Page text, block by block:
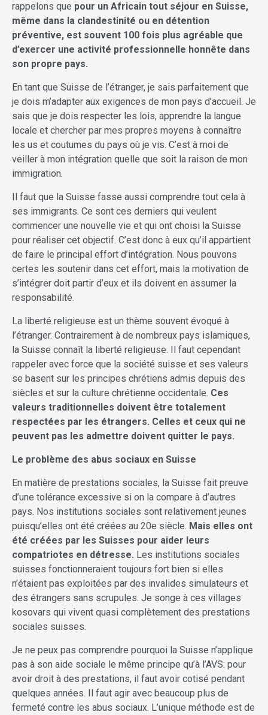
rappelons que pour un Africain tout séjour en Suisse,
même dans la clandestinité ou en détention
préventive, est souvent 100 fois plus agréable que
d’exercer une activité professionnelle honnête dans
son propre pays.
En tant que Suisse de l’étranger, je sais parfaitement que
je dois m’adapter aux exigences de mon pays d’accueil. Je
sais que je dois respecter les lois, apprendre la langue
locale et chercher par mes propres moyens à connaître
les us et coutumes du pays où je vis. C’est à moi de
veiller à mon intégration quelle que soit la raison de mon
immigration.
Il faut que la Suisse fasse aussi comprendre tout cela à
ses immigrants. Ce sont ces derniers qui veulent
commencer une nouvelle vie et qui ont choisi la Suisse
pour réaliser cet objectif. C’est donc à eux qu’il appartient
de faire le principal effort d’intégration. Nous pouvons
certes les soutenir dans cet effort, mais la motivation de
s’intégrer doit partir d’eux et ils doivent en assumer la
responsabilité.
La liberté religieuse est un thème souvent évoqué à
l’étranger. Contrairement à de nombreux pays islamiques,
la Suisse connaît la liberté religieuse. Il faut cependant
rappeler avec force que la société suisse et ses valeurs
se basent sur les principes chrétiens admis depuis des
siècles et sur la culture chrétienne occidentale. Ces
valeurs traditionnelles doivent être totalement
respectées par les étrangers. Celles et ceux qui ne
peuvent pas les admettre doivent quitter le pays.
Le problème des abus sociaux en Suisse
En matière de prestations sociales, la Suisse fait preuve
d’une tolérance excessive si on la compare à d’autres
pays. Nos institutions sociales sont relativement jeunes
puisqu’elles ont été créées au 20e siècle. Mais elles ont
été créées par les Suisses pour aider leurs
compatriotes en détresse. Les institutions sociales
suisses fonctionneraient toujours fort bien si elles
n’étaient pas exploitées par des invalides simulateurs et
des étrangers sans scrupules. Je songe à ces villages
kosovars qui vivent quasi complètement des prestations
sociales suisses.
Je ne peux pas comprendre pourquoi la Suisse n’applique
pas à son aide sociale le même principe qu’à l’AVS: pour
avoir droit à des prestations, il faut avoir cotisé pendant
quelques années. Il faut agir avec beaucoup plus de
fermeté contre les abus sociaux. L’unique méthode est de